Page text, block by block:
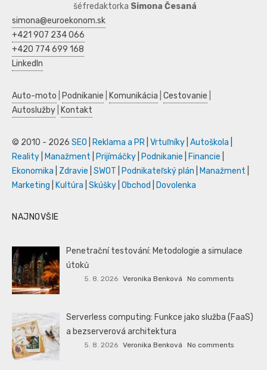
šéfredaktorka Simona Česaná
simona@euroekonom.sk
+421 907 234 066
+420 774 699 168
LinkedIn
Auto-moto Podnikanie Komunikácia Cestovanie
Autoslužby
Kontakt
© 2010 - 2026 SEO Reklama a PR Vrtuľníky Autoškola
Reality
Manažment Prijímáčky Podnikanie Financie
Ekonomika
Zdravie SWOT Podnikateľský plán Manažment
Marketing
Kultúra Skúšky Obchod Dovolenka
NAJNOVŠIE
Penetrační testování: Metodologie a simulace
útoků
5. 8. 2026 Veronika Benková No comments
Serverless computing: Funkce jako služba (FaaS)
a bezserverová architektura
5. 8. 2026 Veronika Benková No comments